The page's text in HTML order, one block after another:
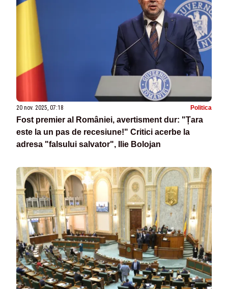
20 nov. 2025, 07:18 Politica
Fost premier al României, avertisment dur: "Țara
este la un pas de recesiune!" Critici acerbe la
adresa "falsului salvator", Ilie Bolojan